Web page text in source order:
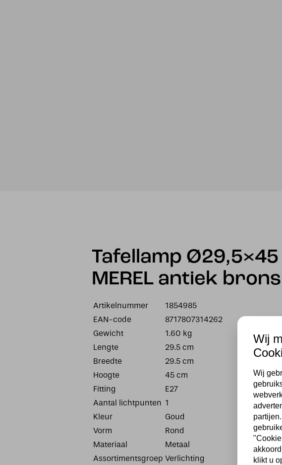
Tafellamp Ø29,5×45
MEREL antiek brons
Artikelnummer
1854985
EAN-code
8717807314262
Gewicht
1.60 kg
Lengte
29.5 cm
Breedte
29.5 cm
Hoogte
45 cm
Fitting
E27
Aantal lichtpunten 1
Kleur
Goud
Vorm
Rond
Materiaal
Metaal
Assortimentsgroep Verlichting
Wij
Wij
klikt u